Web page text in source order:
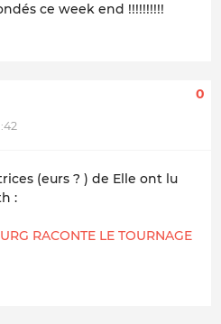
ce week end !!!!!!!!!!
0
(eurs ? ) de Elle ont lu
:
RACONTE LE TOURNAGE